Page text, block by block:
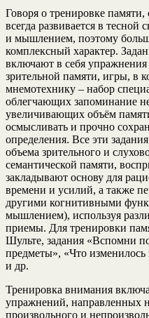
Говоря о тренировке
всегда развивается в
и мышлением, поэтому
комплексный характер.
включают в себя упражнения
зрительной памяти, игры, в
мнемотехнику – набор
облегчающих запоминание
увеличивающих объём
осмысливать и прочно
определения. Все эти
объема зрительного и
семантической памяти,
закладывают основу для
времени и усилий, а также
другими когнитивными
мышлением), используя
приемы. Для тренировки
Шульте, задания «Вспомни
предметы», «Что изменилось
и др.
Тренировка внимания
упражнений, направленных
произвольного и